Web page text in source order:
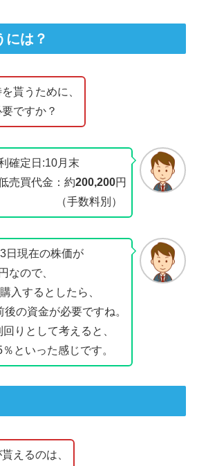
には？
貰うために、
ですか？
確定日:10月末
売買代金：約200,200円
手数料別）
日現在の株価が
円なので、
入するとしたら、
後の資金が必要ですね。
りとして考えると、
といった感じです。
えるのは、